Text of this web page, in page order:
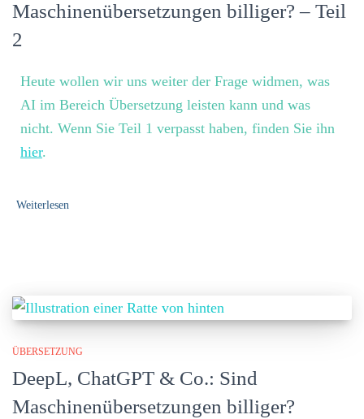
Maschinenübersetzungen billiger? – Teil
2
Heute wollen wir uns weiter der Frage widmen, was
AI im Bereich Übersetzung leisten kann und was
nicht. Wenn Sie Teil 1 verpasst haben, finden Sie ihn
hier.
Weiterlesen
ÜBERSETZUNG
DeepL, ChatGPT & Co.: Sind
Maschinenübersetzungen billiger?